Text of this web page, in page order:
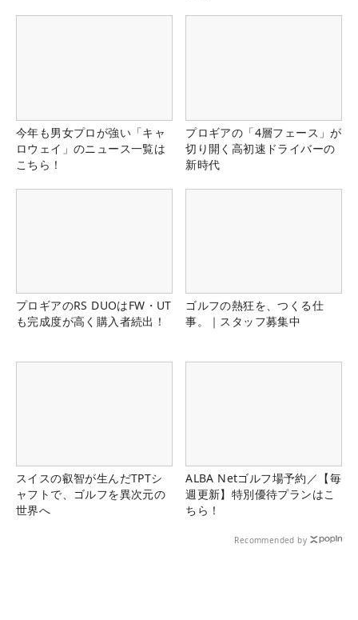
今年も男女プロが強い「キャ
ロウェイ」のニュース一覧は
こちら！
プロギアの「4層フェース」が
切り開く高初速ドライバーの
新時代
プロギアのRS DUOはFW・UT
も完成度が高く購入者続出！
ゴルフの熱狂を、つくる仕
事。｜スタッフ募集中
スイスの叡智が生んだTPTシ
ャフトで、ゴルフを異次元の
世界へ
ALBA Netゴルフ場予約／【毎
週更新】特別優待プランはこ
ちら！
Recommended by